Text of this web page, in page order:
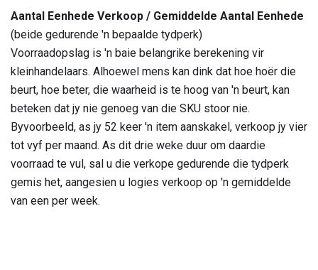
Aantal Eenhede Verkoop / Gemiddelde Aantal Eenhede
(beide gedurende 'n bepaalde tydperk)
Voorraadopslag is 'n baie belangrike berekening vir
kleinhandelaars. Alhoewel mens kan dink dat hoe hoër die
beurt, hoe beter, die waarheid is te hoog van 'n beurt, kan
beteken dat jy nie genoeg van die SKU stoor nie.
Byvoorbeeld, as jy 52 keer 'n item aanskakel, verkoop jy vier
tot vyf per maand. As dit drie weke duur om daardie
voorraad te vul, sal u die verkope gedurende die tydperk
gemis het, aangesien u logies verkoop op 'n gemiddelde
van een per week.